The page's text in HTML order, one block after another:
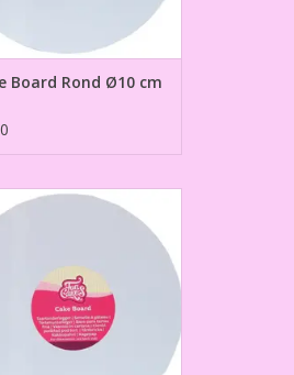
Board Rond Ø10 cm
Board Rond Ø15 cm Wit
AAN WINKELWAGEN